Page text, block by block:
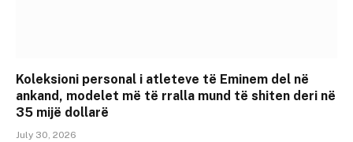
Koleksioni personal i atleteve të Eminem del në
ankand, modelet më të rralla mund të shiten deri në
35 mijë dollarë
July 30, 2026